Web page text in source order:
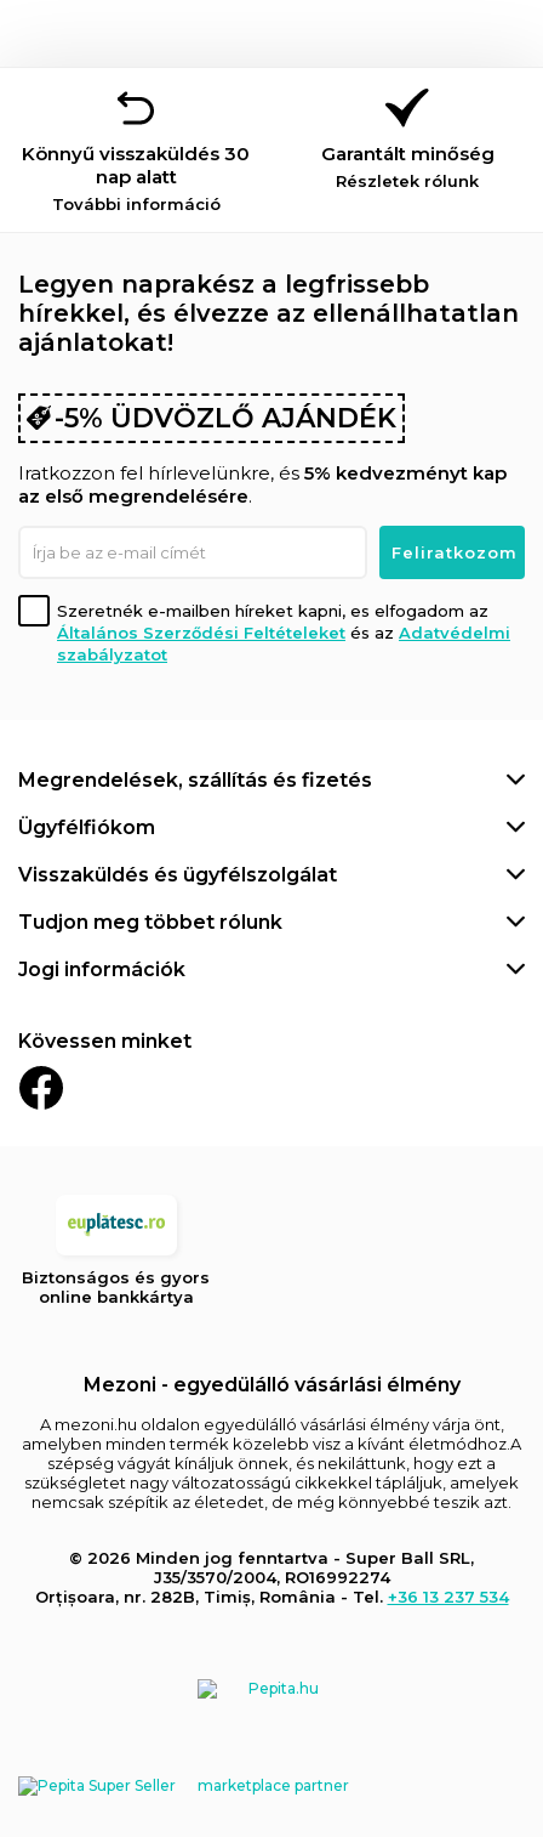
Könnyű visszaküldés 30
nap alatt
További információ
Garantált minőség
Részletek rólunk
Legyen naprakész a legfrissebb
hírekkel, és élvezze az ellenállhatatlan
ajánlatokat!
-5% ÜDVÖZLŐ AJÁNDÉK
Iratkozzon fel hírlevelünkre, és 5% kedvezményt kap
az első megrendelésére.
Szeretnék e-mailben híreket kapni, es elfogadom az
Általános Szerződési Feltételeket és az Adatvédelmi
szabályzatot
Megrendelések, szállítás és fizetés
Ügyfélfiókom
Visszaküldés és ügyfélszolgálat
Tudjon meg többet rólunk
Jogi információk
Kövessen minket
Biztonságos és gyors
online bankkártya
Mezoni - egyedülálló vásárlási élmény
A mezoni.hu oldalon egyedülálló vásárlási élmény várja önt,
amelyben minden termék közelebb visz a kívánt életmódhoz.A
szépség vágyát kínáljuk önnek, és nekiláttunk, hogy ezt a
szükségletet nagy változatosságú cikkekkel tápláljuk, amelyek
nemcsak szépítik az életedet, de még könnyebbé teszik azt.
© 2026 Minden jog fenntartva - Super Ball SRL,
J35/3570/2004, RO16992274
Orțișoara, nr. 282B, Timiș, România - Tel. +36 13 237 534
marketplace partner